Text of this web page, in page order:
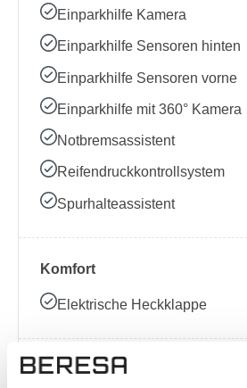
Einparkhilfe Kamera
Einparkhilfe Sensoren hinten
Einparkhilfe Sensoren vorne
Einparkhilfe mit 360° Kamera
Notbremsassistent
Reifendruckkontrollsystem
Spurhalteassistent
Komfort
Elektrische Heckklappe
Exposé herunterladen [pdf]